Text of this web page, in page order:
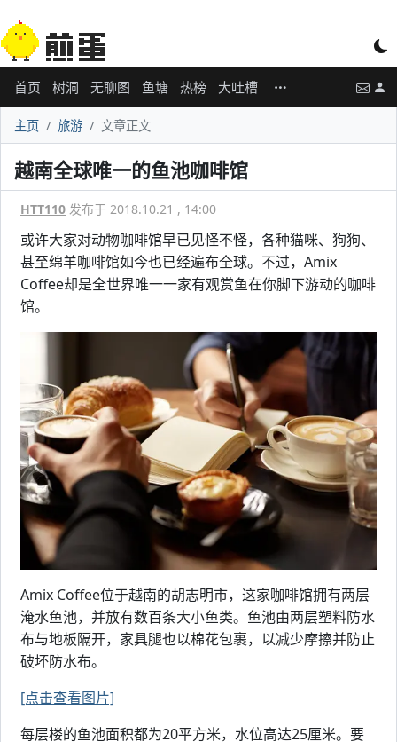
首页 树洞 无聊图 鱼塘 热榜 大吐槽
主页 旅游 文章正文
越南全球唯一的鱼池咖啡馆
HTT110 发布于 2018.10.21 , 14:00
或许大家对动物咖啡馆早已见怪不怪，各种猫咪、狗狗、
甚至绵羊咖啡馆如今也已经遍布全球。不过，Amix
Coffee却是全世界唯一一家有观赏鱼在你脚下游动的咖啡
馆。
Amix Coffee位于越南的胡志明市，这家咖啡馆拥有两层
淹水鱼池，并放有数百条大小鱼类。鱼池由两层塑料防水
布与地板隔开，家具腿也以棉花包裹，以减少摩擦并防止
破坏防水布。
[点击查看图片]
每层楼的鱼池面积都为20平方米，水位高达25厘米。要